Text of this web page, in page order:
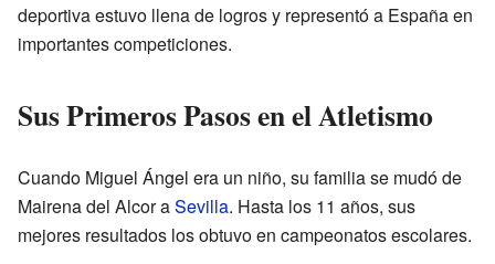
deportiva estuvo llena de logros y representó a España en
importantes competiciones.
Sus Primeros Pasos en el Atletismo
Cuando Miguel Ángel era un niño, su familia se mudó de
Mairena del Alcor aSevilla. Hasta los 11 años, sus
mejores resultados los obtuvo en campeonatos escolares.